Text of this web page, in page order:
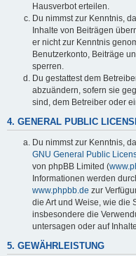
Hausverbot erteilen.
Du nimmst zur Kenntnis,
Inhalte von Beiträgen
er nicht zur Kenntnis
Benutzerkonto, Beiträge
sperren.
Du gestattest dem
abzuändern, sofern sie
sind, dem Betreiber oder
4. GENERAL PUBLIC
Du nimmst zur Kenntnis,
GNU General Public
von phpBB Limited (
Informationen werden
www.phpbb.de zur
die Art und Weise, wie die
insbesondere die
untersagen oder auf
5. GEWÄHRLEISTUNG